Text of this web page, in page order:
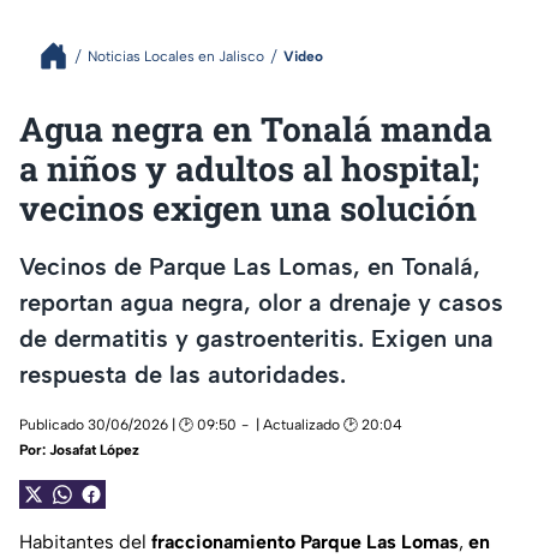
Noticias Locales en Jalisco Video
Agua negra en Tonalá manda
a niños y adultos al hospital;
vecinos exigen una solución
Vecinos de Parque Las Lomas, en Tonalá,
reportan agua negra, olor a drenaje y casos
de dermatitis y gastroenteritis. Exigen una
respuesta de las autoridades.
Publicado 30/06/2026 | 🕑 09:50
| Actualizado 🕑 20:04
Por: Josafat López
Habitantes del fraccionamiento Parque Las Lomas, en